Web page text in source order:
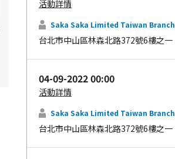
活動詳情
Saka Saka Limited Taiwan Branch
台北市中山區林森北路372號6樓之一
04-09-2022 00:00
活動詳情
Saka Saka Limited Taiwan Branch
台北市中山區林森北路372號6樓之一